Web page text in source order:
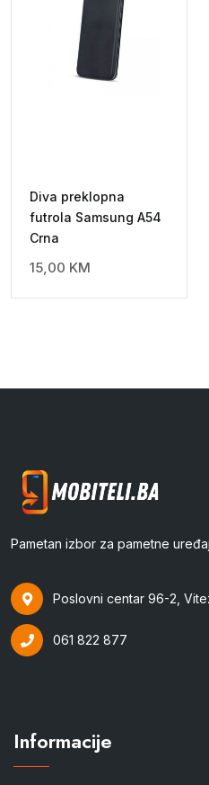
Diva preklopna
futrola Samsung A54
Crna
15,00 KM
Pametan izbor za pametne
Poslovni centar 96-2,
061 822 877
Informacije